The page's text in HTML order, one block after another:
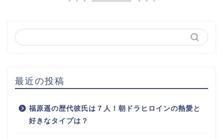
最近の投稿
福原遥の歴代彼氏は７人！朝ドラヒロインの熱愛と
好きなタイプは？